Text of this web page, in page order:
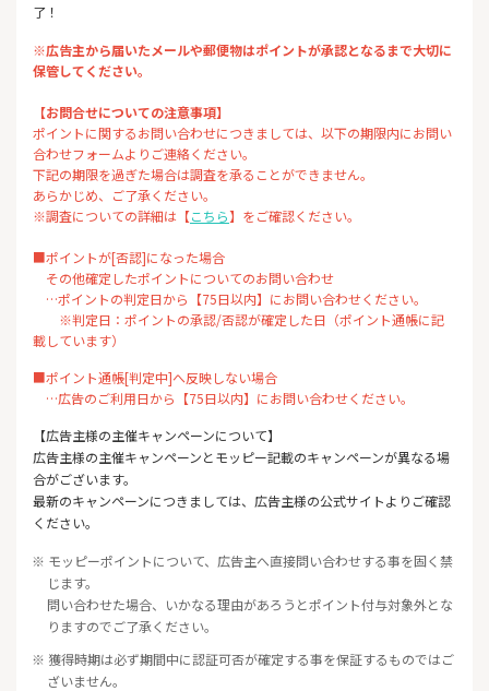
了！
※広告主から届いたメールや郵便物はポイントが承認となるまで大切に
保管してください。
【お問合せについての注意事項】
ポイントに関するお問い合わせにつきましては、以下の期限内にお問い
合わせフォームよりご連絡ください。
下記の期限を過ぎた場合は調査を承ることができません。
あらかじめ、ご了承ください。
※調査についての詳細は【こちら】をご確認ください。
■ポイントが[否認]になった場合
その他確定したポイントについてのお問い合わせ
…ポイントの判定日から【75日以内】にお問い合わせください。
※判定日：ポイントの承認/否認が確定した日（ポイント通帳に記
載しています）
■ポイント通帳[判定中]へ反映しない場合
…広告のご利用日から【75日以内】にお問い合わせください。
【広告主様の主催キャンペーンについて】
広告主様の主催キャンペーンとモッピー記載のキャンペーンが異なる場
合がございます。
最新のキャンペーンにつきましては、広告主様の公式サイトよりご確認
ください。
※ モッピーポイントについて、広告主へ直接問い合わせする事を固く禁
じます。
問い合わせた場合、いかなる理由があろうとポイント付与対象外とな
りますのでご了承ください。
※ 獲得時期は必ず期間中に認証可否が確定する事を保証するものではご
ざいません。